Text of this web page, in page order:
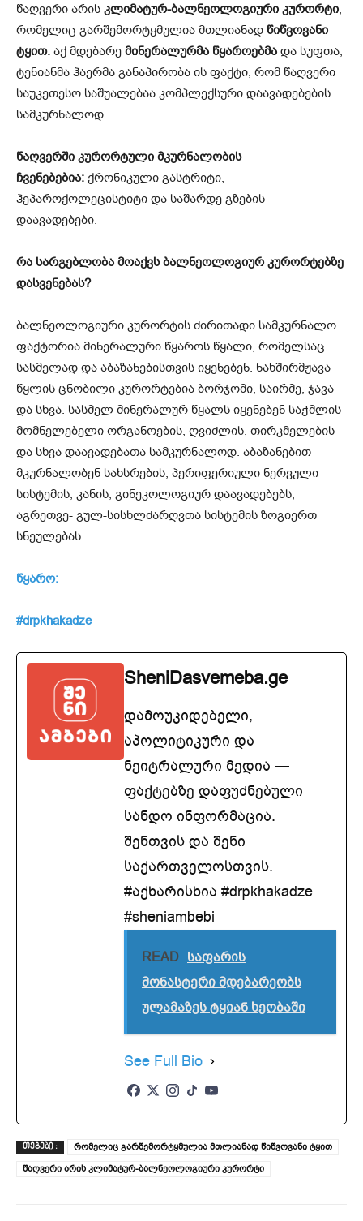
წაღვერი არის კლიმატურ-ბალნეოლოგიური კურორტი,
რომელიც გარშემორტყმულია მთლიანად წიწვოვანი
ტყით. აქ მდებარე მინერალურმა წყაროებმა და სუფთა,
ტენიანმა ჰაერმა განაპირობა ის ფაქტი, რომ წაღვერი
საუკეთესო საშუალებაა კომპლექსური დაავადებების
სამკურნალოდ.
წაღვერში კურორტული მკურნალობის
ჩვენებებია: ქრონიკული გასტრიტი,
ჰეპაროქოლეცისტიტი და საშარდე გზების
დაავადებები.
რა სარგებლობა მოაქვს ბალნეოლოგიურ კურორტებზე
დასვენებას?
ბალნეოლოგიური კურორტის ძირითადი სამკურნალო
ფაქტორია მინერალური წყაროს წყალი, რომელსაც
სასმელად და აბაზანებისთვის იყენებენ. ნახშირმჟავა
წყლის ცნობილი კურორტებია ბორჯომი, საირმე, ჯავა
და სხვა. სასმელ მინერალურ წყალს იყენებენ საჭმლის
მომნელებელი ორგანოების, ღვიძლის, თირკმელების
და სხვა დაავადებათა სამკურნალოდ. აბაზანებით
მკურნალობენ სახსრების, პერიფერიული ნერვული
სისტემის, კანის, გინეკოლოგიურ დაავადებებს,
აგრეთვე- გულ-სისხლძარღვთა სისტემის ზოგიერთ
სნეულებას.
წყარო:
#drpkhakadze
SheniDasvemeba.ge
დამოუკიდებელი,
აპოლიტიკური და
ნეიტრალური მედია —
ფაქტებზე დაფუძნებული
სანდო ინფორმაცია.
შენთვის და შენი
საქართველოსთვის.
#აქხარისხია #drpkhakadze
#sheniambebi
READ საფარის
მონასტერი მდებარეობს
ულამაზეს ტყიან ხეობაში
See Full Bio
ᲗᲔᲒᲔᲑᲘ :
რომელიც გარშემორტყმულია მთლიანად წიწვოვანი ტყით
წაღვერი არის კლიმატურ-ბალნეოლოგიური კურორტი